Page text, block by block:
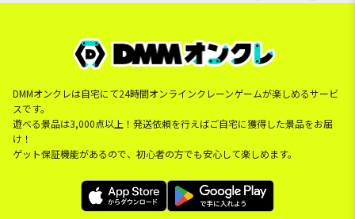
DMMオンクレは自宅にて24時間オンラインクレーンゲームが楽しめるサービ
スです。
遊べる景品は3,000点以上！発送依頼を行えばご自宅に獲得した景品をお届
け！
ゲット保証機能があるので、初心者の方でも安心して楽しめます。